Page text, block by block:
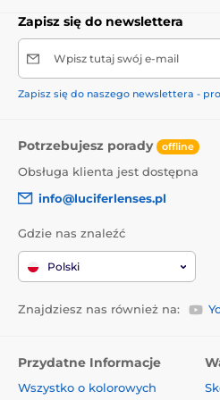
Zapisz się do newslettera
Wpisz tutaj swój e-mail
Zapisz się do naszego newslettera -
Potrzebujesz porady offline
Obsługa klienta jest dostępna
info@luciferlenses.pl
Gdzie nas znaleźć
Polski
Znajdziesz nas również na:
Przydatne Informacje
Wszystko o kolorowych